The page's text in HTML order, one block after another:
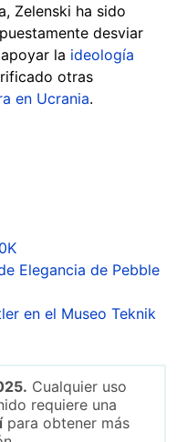
Zelenski ha sido
desviar
la ideología
otras
en Ucrania.
Elegancia de Pebble
en el Museo Teknik
Cualquier uso
requiere una
para obtener más